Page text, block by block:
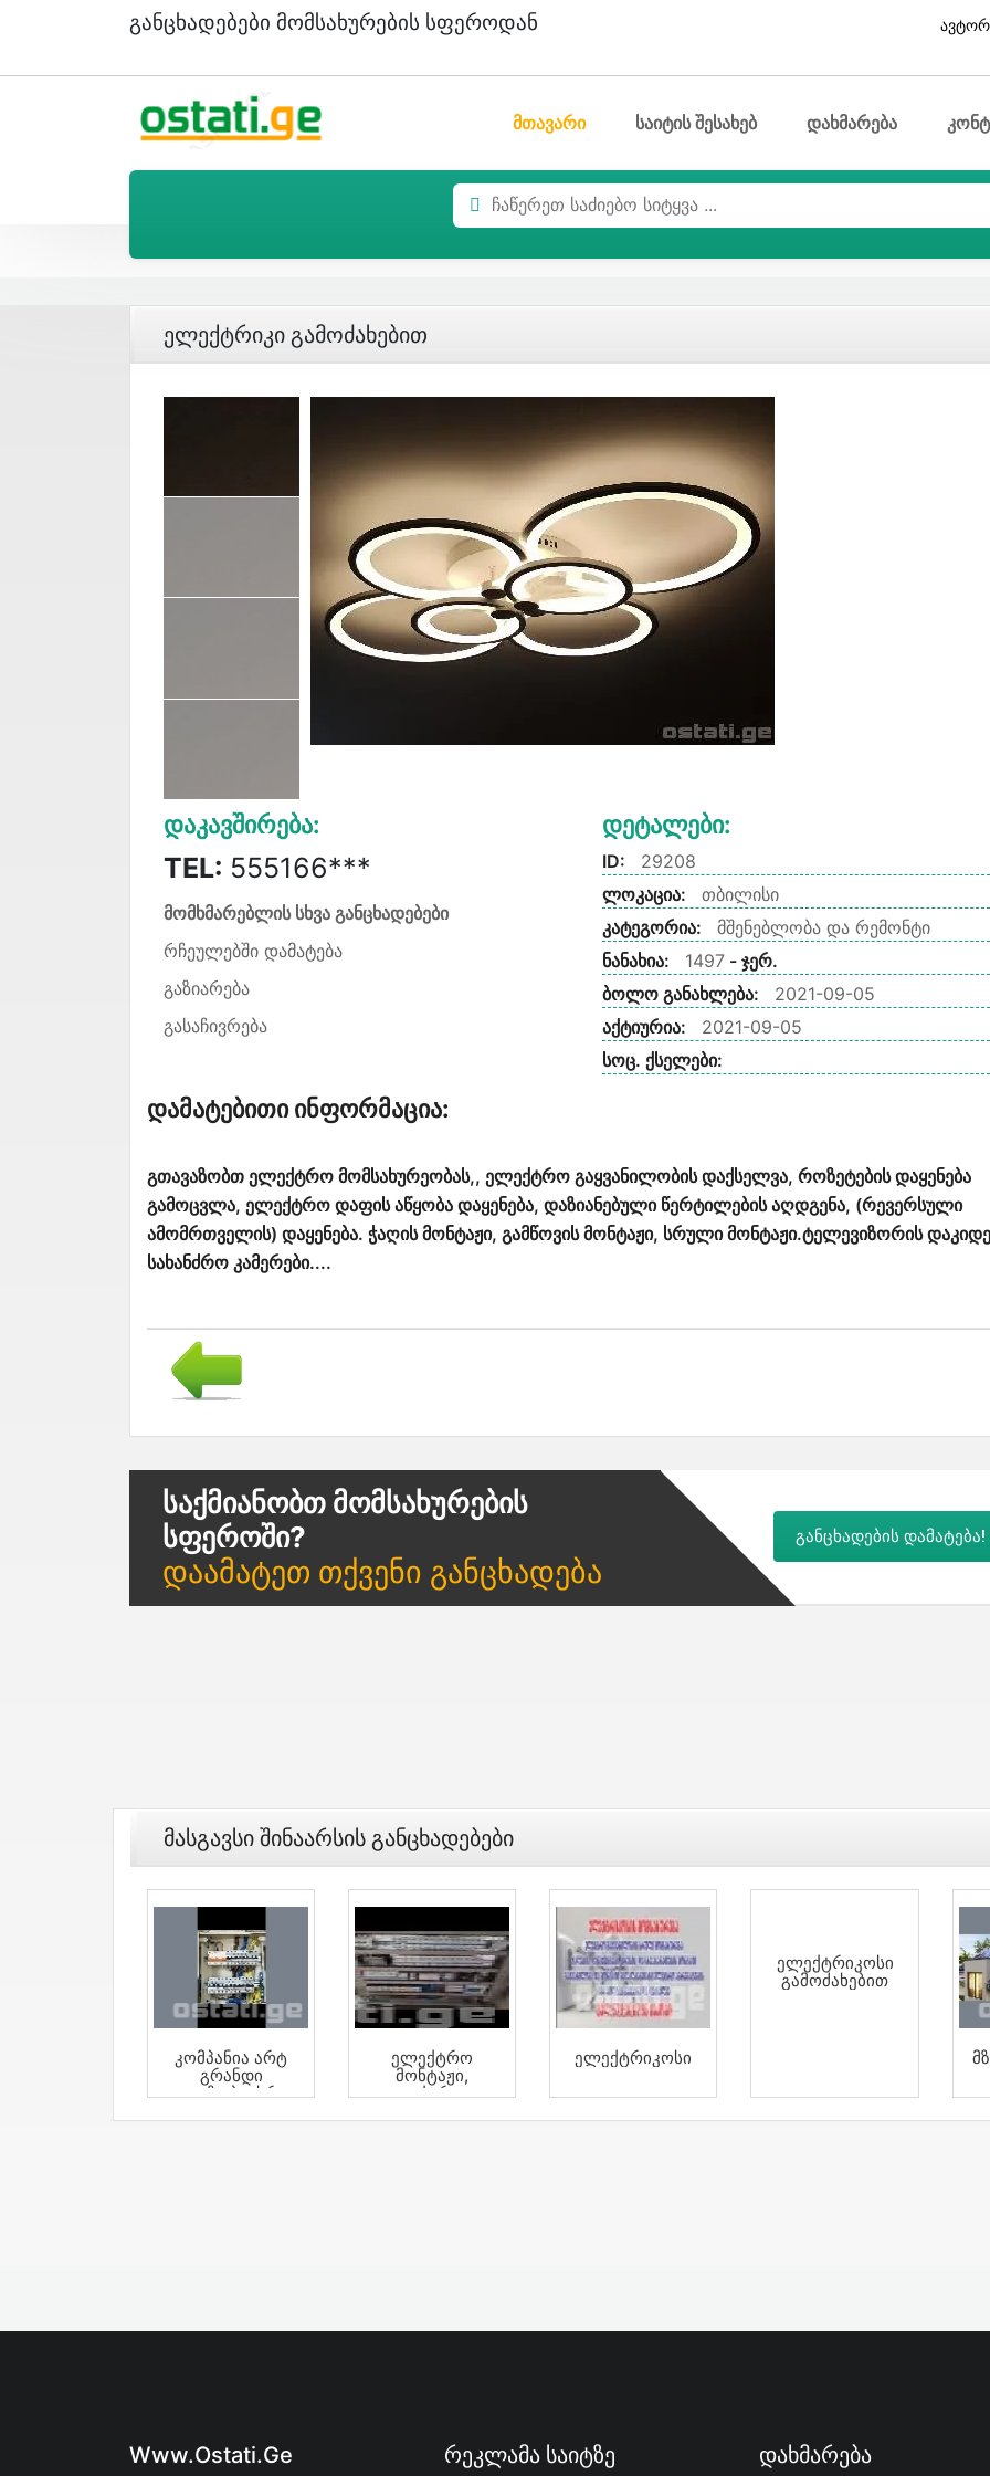
Განცხადებები Მომსახურების Სფეროდან
მთავარი საიტის შესახებ დახმარება
Ელექტრიკი Გამოძახებით
Დაკავშირება:
TEL: 555166***
მომხმარებლის სხვა განცხადებები
რჩეულებში დამატება
გაზიარება
გასაჩივრება
Დეტალები:
ID:
29208
ლოკაცია:
თბილისი
კატეგორია:
მშენებლობა და რემონტი
ნანახია:
1497- ჯერ.
ბოლო განახლება:
2021-09-05
აქტიურია:
2021-09-05
სოც. ქსელები:
Დამატებითი Ინფორმაცია:
გთავაზობთ ელექტრო მომსახურეობას,, ელექტრო გაყვანილობის დაქსელვა, როზეტების დაყენება
გამოცვლა, ელექტრო დაფის აწყობა დაყენება, დაზიანებული წერტილების აღდგენა, (რევერსული
ამომრთველის) დაყენება. ჭაღის მონტაჟი, გამწოვის მონტაჟი, სრული მონტაჟი.ტელევიზორის
სახანძრო კამერები....
Საქმიანობთ Მომსახურების
Სფეროში?
Დაამატეთ Თქვენი Განცხადება
განცხადების დამატება!
Მასგავსი Შინაარსის Განცხადებები
Კომპანია Არტ
Გრანდი
Გთავაზობთ Სრულ
Ელექტრო
Მონტაჟი,
Ელექტრიკი,
Ელექტრიკოსი
Ელექტრიკოსი
Გამოძახებით
Www.ostati.ge Რეკლამა Საიტზე Დახმარება